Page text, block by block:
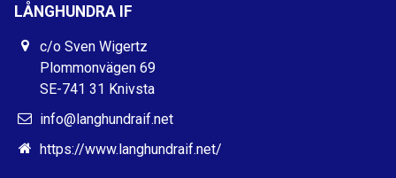
LÅNGHUNDRA IF
c/o Sven Wigertz
Plommonvägen 69
SE-741 31 Knivsta
info@langhundraif.net
https://www.langhundraif.net/